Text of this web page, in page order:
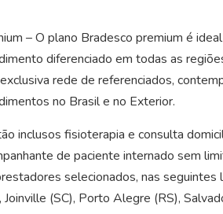
– O plano Bradesco premium é
diferenciado em todas as
rede de referenciados,
no Brasil e no Exterior.
inclusos fisioterapia e consulta
de paciente internado sem
selecionados, nas seguintes
Joinville (SC), Porto Alegre (RS),